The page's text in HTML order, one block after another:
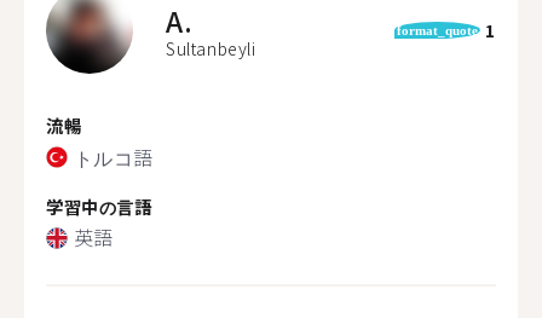
A.
Sultanbeyli
format_quote 1
流暢
トルコ語
学習中の言語
英語